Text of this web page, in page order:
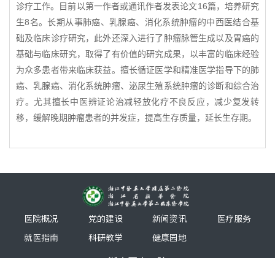
诊疗工作。目前以第一作者或通讯作者发表论文16篇，培养研究
生8名。长期从事肺癌、乳腺癌、消化系统肿瘤的中西医结合基
础及临床诊疗研究，此外还深入进行了肿瘤脉管生成以及胃癌的
基础与临床研究，取得了有价值的研究成果，以丰富的临床经验
为众多患者带来临床获益。擅长循证医学和精准医学指导下的肺
癌、乳腺癌、消化系统肿瘤、泌尿生殖系统肿瘤的诊断和综合治
疗。尤其擅长中医辨证论治减轻放化疗不良反应，减少复发转
移，缓解晚期肿瘤患者的并发症，提高生存质量，延长生存期。
医院概况 党的建设 新闻资讯
医疗服务
就医指南
科研教学 健康园地